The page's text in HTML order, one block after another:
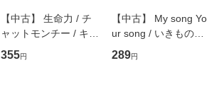
【中古】 生命力 / チ
ャットモンチー / キュ
ーンレコード [CD]
【メール便送料無料】
355円
【中古】 My song Yo
ur song / いきものが
かり / [CD]【メール便
送料無料】
289円